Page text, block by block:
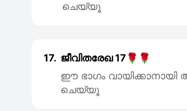
ചെയ്യൂ
17. ജീവിതരേഖ 17🌹🌹
ഈ ഭാഗം
ചെയ്യൂ